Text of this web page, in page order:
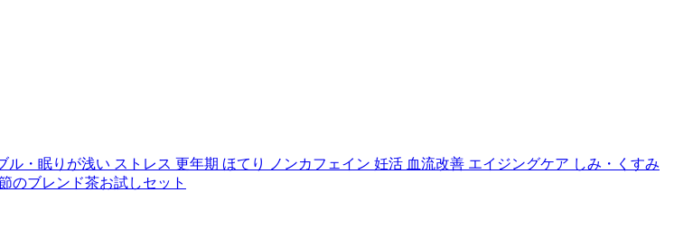
ル・眠りが浅い ストレス 更年期 ほてり ノンカフェイン 妊活 血流改善 エイジングケア しみ・くすみ
のブレンド茶お試しセット